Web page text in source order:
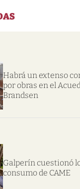
Habrá un extenso
por obras en el
Brandsen
Galperín cuestionó
consumo de CAME